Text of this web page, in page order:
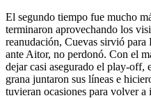
El segundo tiempo fue mucho
terminaron aprovechando los
reanudación, Cuevas sirvió
ante Aitor, no perdonó. Con el
dejar casi asegurado el play-off,
grana juntaron sus líneas e
tuvieran ocasiones para volver a